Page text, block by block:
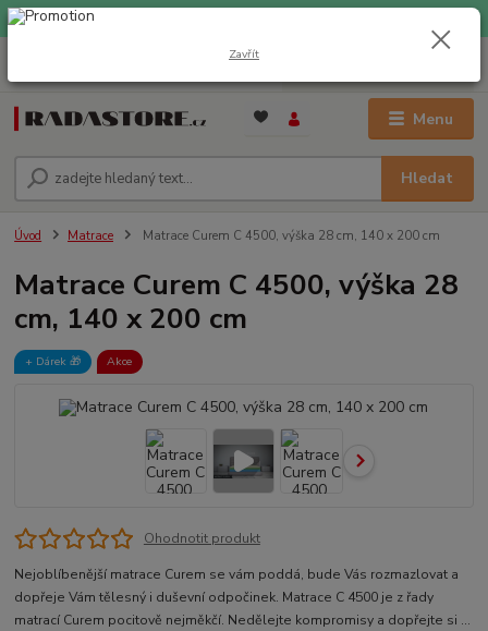
EXPRESNÍ DOPRAVA ZDARMA při nákupu nad 1000 Kč
Menu
Hledat
Úvod Matrace Matrace Curem C 4500, výška 28 cm, 140 x 200 cm
Matrace Curem C 4500, výška 28
cm, 140 x 200 cm
+ Dárek️ 🎁 Akce
Ohodnotit produkt
Nejoblíbenější matrace Curem se vám poddá, bude Vás rozmazlovat a
dopřeje Vám tělesný i duševní odpočinek. Matrace C 4500 je z řady
matrací Curem pocitově nejměkčí. Nedělejte kompromisy a dopřejte si ...
Zavřít